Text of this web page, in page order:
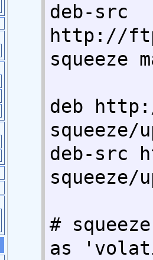
deb-src
http://
squeeze
deb
squeeze/
deb-src
squeeze/
#
as